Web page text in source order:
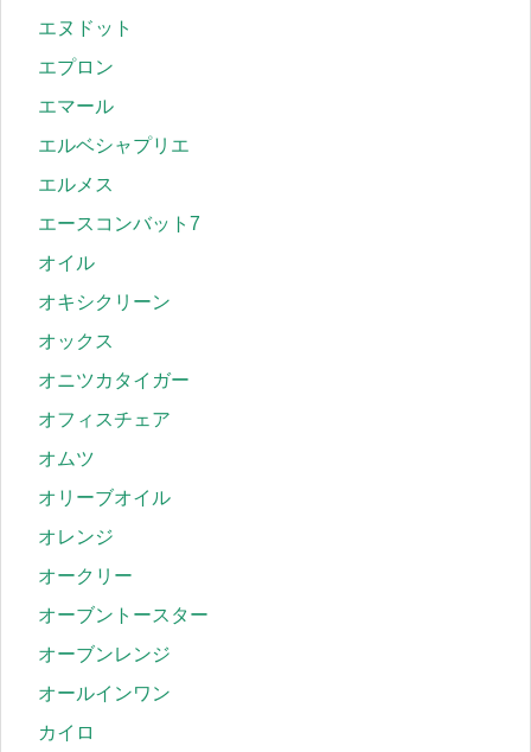
エヌドット
エプロン
エマール
エルベシャプリエ
エルメス
エースコンバット7
オイル
オキシクリーン
オックス
オニツカタイガー
オフィスチェア
オムツ
オリーブオイル
オレンジ
オークリー
オーブントースター
オーブンレンジ
オールインワン
カイロ